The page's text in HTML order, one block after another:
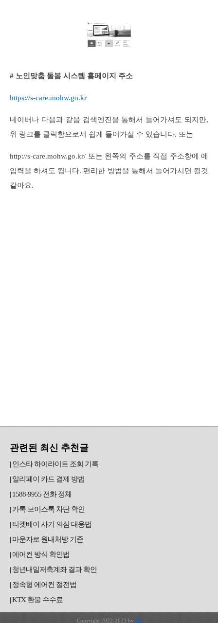
# 노인맞춤 돌봄 시스템 홈페이지 주소
https://s-care.mohw.go.kr
네이버나 다음과 같음 검색엔진을 통해서 들어가셔도 되지만,
위 링크를 클릭함으로서 쉽게 들어가실 수 있습니다. 또는
http://s-care.mohw.go.kr/ 또는 왼쪽의 주소를 직접 주소창에 에
입력을 하셔도 됩니다. 편리한 방법을 통해서 들어가시면 될것
같아요.
관련된 최신 추천글
인스타 하이라이트 조회 기록
알리페이 카드 결제 방법
1588-9955 전화 정체
카톡 보이스톡 차단 확인
티켓베이 사기 의심 대응법
마운자로 원내처방 기준
에어컨 방식 확인법
청년내일저축계좌 결과 확인
정속형 에어컨 절전법
KTX 환불 수수료
Copyright 2022-2023 by JH